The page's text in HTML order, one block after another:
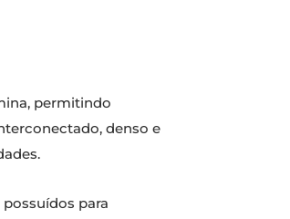
permitindo
denso e
para